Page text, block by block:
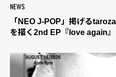
NEWS
「NEO J-POP」掲げる
を描く2nd EP『love again』